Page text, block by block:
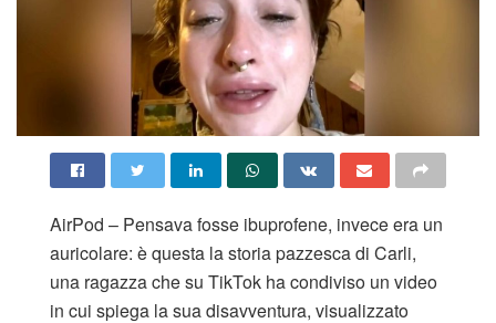
AirPod – Pensava fosse ibuprofene, invece era un
auricolare: è questa la storia pazzesca di Carli,
una ragazza che su TikTok ha condiviso un video
in cui spiega la sua disavventura, visualizzato